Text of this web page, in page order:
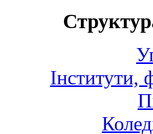
Інститути,